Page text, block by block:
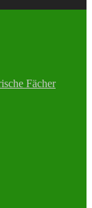
Fächer